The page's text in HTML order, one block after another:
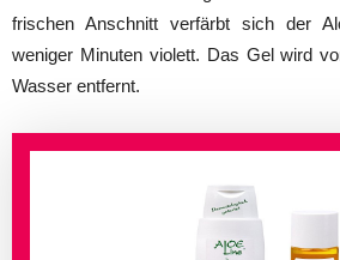
frischen Anschnitt verfärbt sich der
weniger Minuten violett. Das Gel wird
Wasser entfernt.